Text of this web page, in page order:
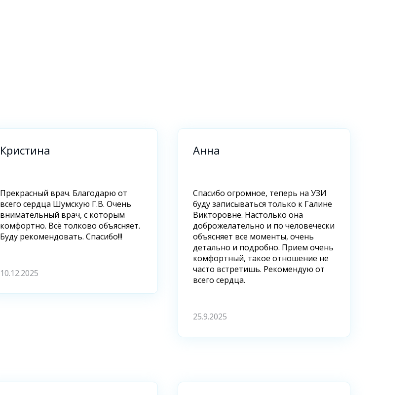
Кристина
Прекрасный врач. Благодарю от
всего сердца Шумскую Г.В. Очень
внимательный врач, с которым
комфортно. Всё толково объясняет.
Буду рекомендовать. Спасибо!!!
10.12.2025
Анна
Спасибо огромное, теперь на УЗИ
буду записываться только к Галине
Викторовне. Настолько она
доброжелательно и по человечески
объясняет все моменты, очень
детально и подробно. Прием очень
комфортный, такое отношение не
часто встретишь. Рекомендую от
всего сердца.
25.9.2025